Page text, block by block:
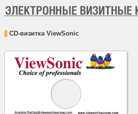
CD-визитка ViewSonic